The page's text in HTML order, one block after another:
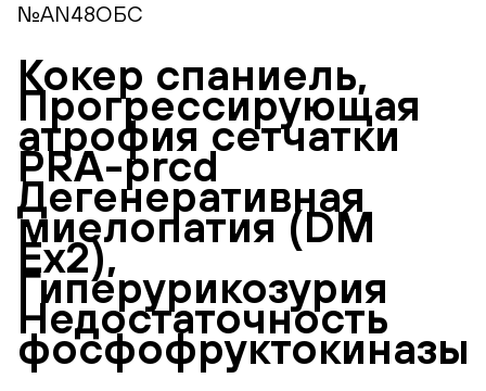
№AN48ОБС
Кокер спаниель,
Прогрессирующая
атрофия сетчатки
PRA-prcd
Дегенеративная
миелопатия (DM
Ex2),
Гиперурикозурия
Недостаточность
фосфофруктокиназы